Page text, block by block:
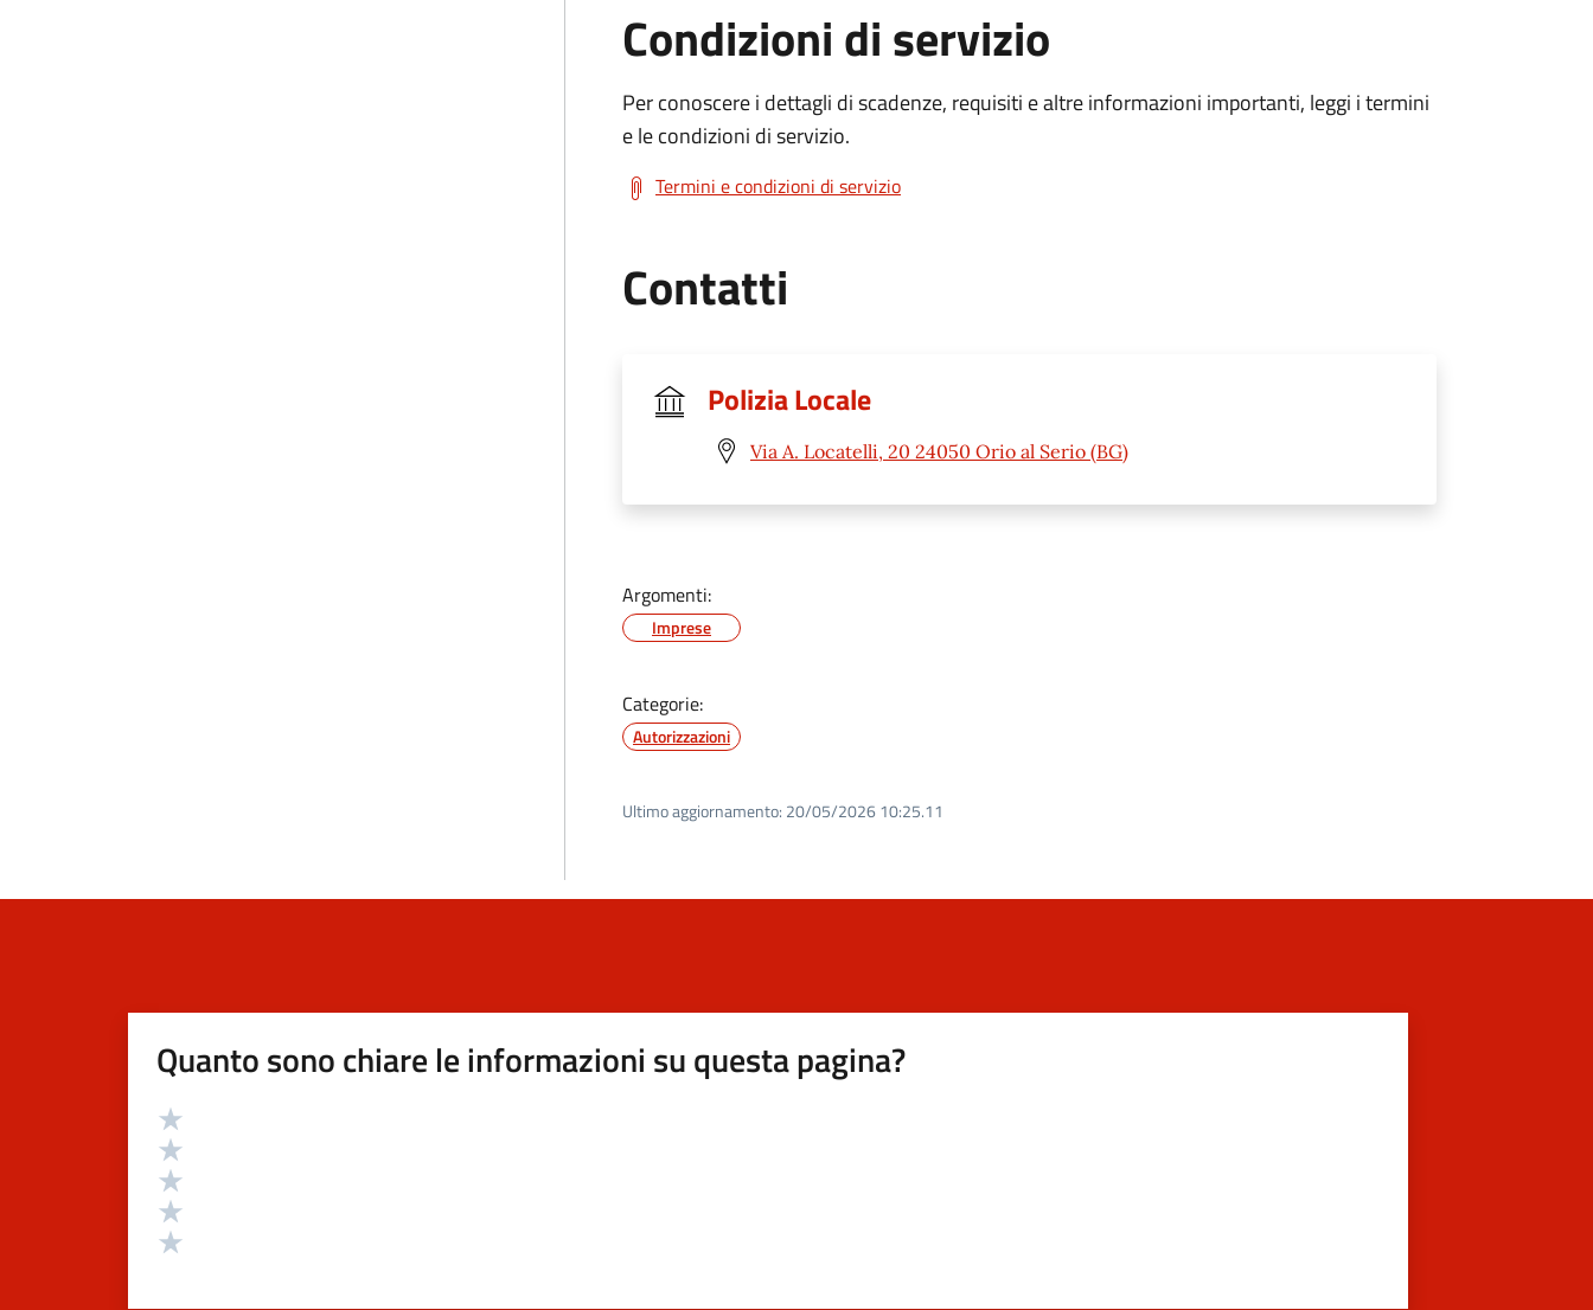
Condizioni di servizio
Per conoscere i dettagli di scadenze, requisiti e altre informazioni importanti, leggi i termini
e le condizioni di servizio.
Termini e condizioni di servizio
Contatti
Polizia Locale
Via A. Locatelli, 20 24050 Orio al Serio (BG)
Argomenti:
Imprese
Categorie:
Autorizzazioni
Ultimo aggiornamento: 20/05/2026 10:25.11
Quanto sono chiare le informazioni su questa pagina?
Valutazione